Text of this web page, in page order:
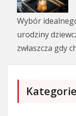
Wybór
urodziny
zwłaszcza gdy
Kategorie